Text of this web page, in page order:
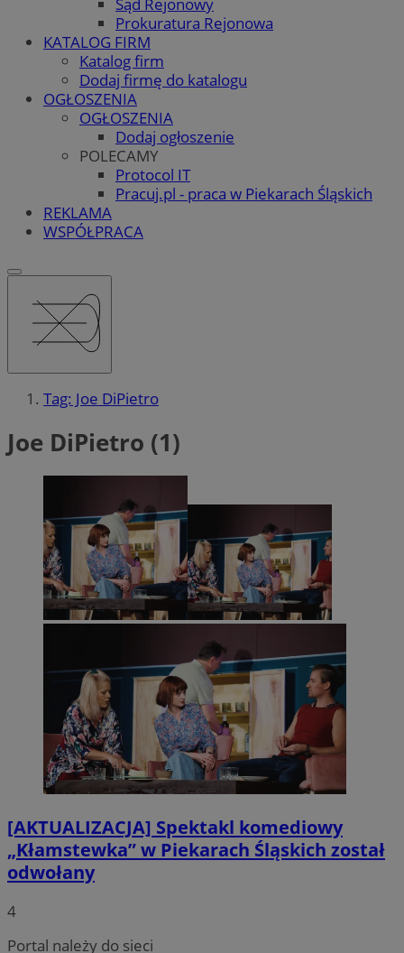
Prokuratura Rejonowa
KATALOG FIRM
Katalog firm
Dodaj firmę do katalogu
OGŁOSZENIA
OGŁOSZENIA
Dodaj ogłoszenie
POLECAMY
Protocol IT
Pracuj.pl - praca w Piekarach Śląskich
REKLAMA
WSPÓŁPRACA
Tag: Joe DiPietro
Joe DiPietro (1)
[AKTUALIZACJA] Spektakl komediowy
„Kłamstewka” w Piekarach Śląskich został
odwołany
4
Portal należy do sieci